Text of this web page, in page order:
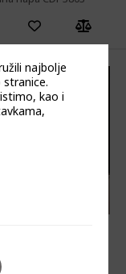
najbolje
kao i